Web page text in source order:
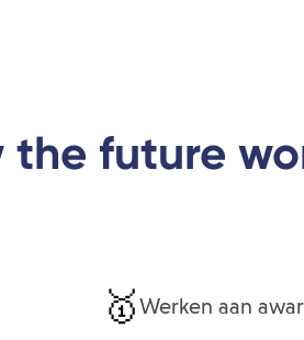
the future
🥇Werken aan